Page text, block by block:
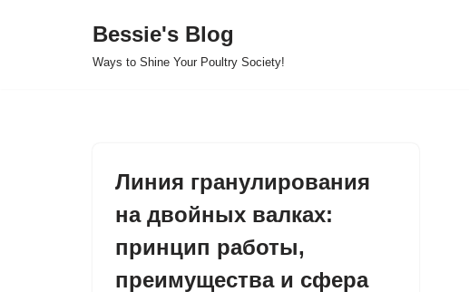
Bessie's Blog
Ways to Shine Your Poultry Society!
Линия гранулирования
на двойных валках:
принцип работы,
преимущества и сфера